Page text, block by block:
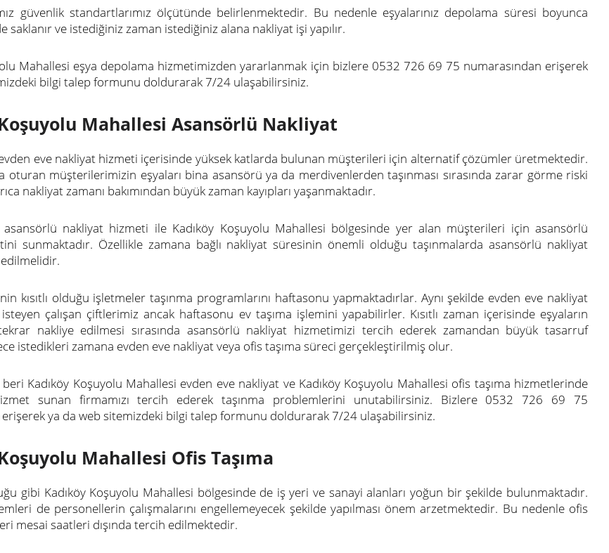
güvenlik standartlarımız ölçütünde belirlenmektedir. Bu nedenle eşyalarınız depolama süresi boyunca
saklanır ve istediğiniz zaman istediğiniz alana nakliyat işi yapılır.
Mahallesi eşya depolama hizmetimizden yararlanmak için bizlere 0532 726 69 75 numarasından erişerek
bilgi talep formunu doldurarak 7/24 ulaşabilirsiniz.
Mahallesi Asansörlü Nakliyat
eve nakliyat hizmeti içerisinde yüksek katlarda bulunan müşterileri için alternatif çözümler üretmektedir.
oturan müşterilerimizin eşyaları bina asansörü ya da merdivenlerden taşınması sırasında zarar görme riski
nakliyat zamanı bakımından büyük zaman kayıpları yaşanmaktadır.
asansörlü nakliyat hizmeti ile Kadıköy Koşuyolu Mahallesi bölgesinde yer alan müşterileri için asansörlü
sunmaktadır. Özellikle zamana bağlı nakliyat süresinin önemli olduğu taşınmalarda asansörlü nakliyat
kısıtlı olduğu işletmeler taşınma programlarını haftasonu yapmaktadırlar. Aynı şekilde evden eve nakliyat
çalışan çiftlerimiz ancak haftasonu ev taşıma işlemini yapabilirler. Kısıtlı zaman içerisinde eşyaların
nakliye edilmesi sırasında asansörlü nakliyat hizmetimizi tercih ederek zamandan büyük tasarruf
istedikleri zamana evden eve nakliyat veya ofis taşıma süreci gerçekleştirilmiş olur.
Kadıköy Koşuyolu Mahallesi evden eve nakliyat ve Kadıköy Koşuyolu Mahallesi ofis taşıma hizmetlerinde
sunan firmamızı tercih ederek taşınma problemlerini unutabilirsiniz. Bizlere 0532 726 69 75
erişerek ya da web sitemizdeki bilgi talep formunu doldurarak 7/24 ulaşabilirsiniz.
Mahallesi Ofis Taşıma
gibi Kadıköy Koşuyolu Mahallesi bölgesinde de iş yeri ve sanayi alanları yoğun bir şekilde bulunmaktadır.
de personellerin çalışmalarını engellemeyecek şekilde yapılması önem arzetmektedir. Bu nedenle ofis
mesai saatleri dışında tercih edilmektedir.